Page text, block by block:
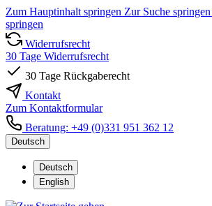
Zum Hauptinhalt springen Zur Suche springen
springen
Widerrufsrecht
30 Tage Widerrufsrecht
30 Tage Rückgaberecht
Kontakt
Zum Kontaktformular
Beratung: +49 (0)331 951 362 12
Deutsch
Deutsch
English